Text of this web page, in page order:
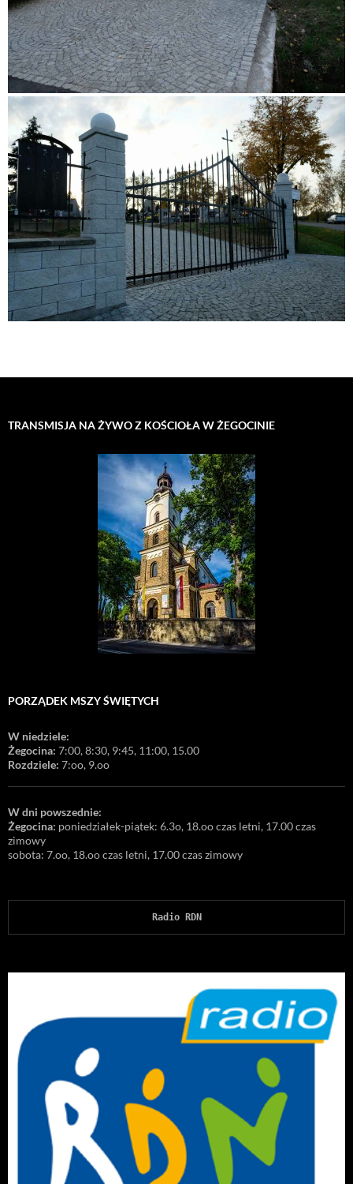
TRANSMISJA NA ŻYWO Z KOŚCIOŁA W ŻEGOCINIE
PORZĄDEK MSZY ŚWIĘTYCH
W niedziele:
Żegocina: 7:00, 8:30, 9:45, 11:00, 15.00
Rozdziele: 7:oo, 9.oo
W dni powszednie:
Żegocina: poniedziałek-piątek: 6.3o, 18.oo czas letni, 17.00 czas
zimowy
sobota: 7.oo, 18.oo czas letni, 17.00 czas zimowy
Radio RDN